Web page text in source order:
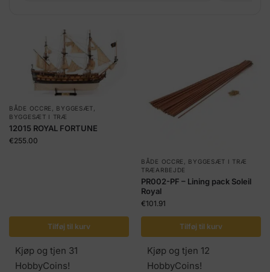
BÅDE OCCRE BYGGESÆT
BYGGESÆT I TRÆ
12015 ROYAL FORTUNE
€255.00
Tilføj til kurv
Kjøp og tjen 31
HobbyCoins!
BÅDE OCCRE
BYGGESÆT I TRÆ
TRÆARBEJDE
PR002-PF – Lining pack Soleil
Royal
€101.91
Tilføj til kurv
Kjøp og tjen 12
HobbyCoins!